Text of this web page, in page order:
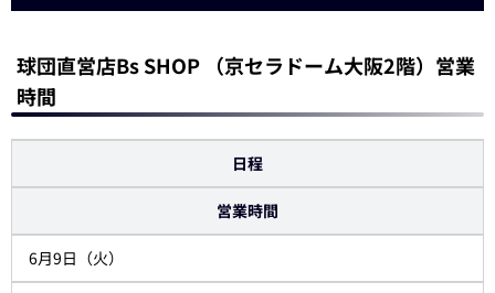
球団直営店Bs SHOP （京セラドーム大阪2階）営業
時間
日程
営業時間
6月9日（火）